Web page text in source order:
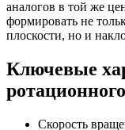
аналогов в той же
формировать не
плоскости, но и
Ключевые
Скорость